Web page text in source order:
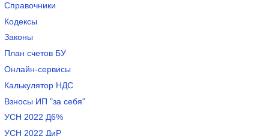
Справочники
Кодексы
Законы
План счетов БУ
Онлайн-сервисы
Калькулятор НДС
Взносы ИП "за себя"
УСН 2022 Д6%
УСН 2022 ДиР